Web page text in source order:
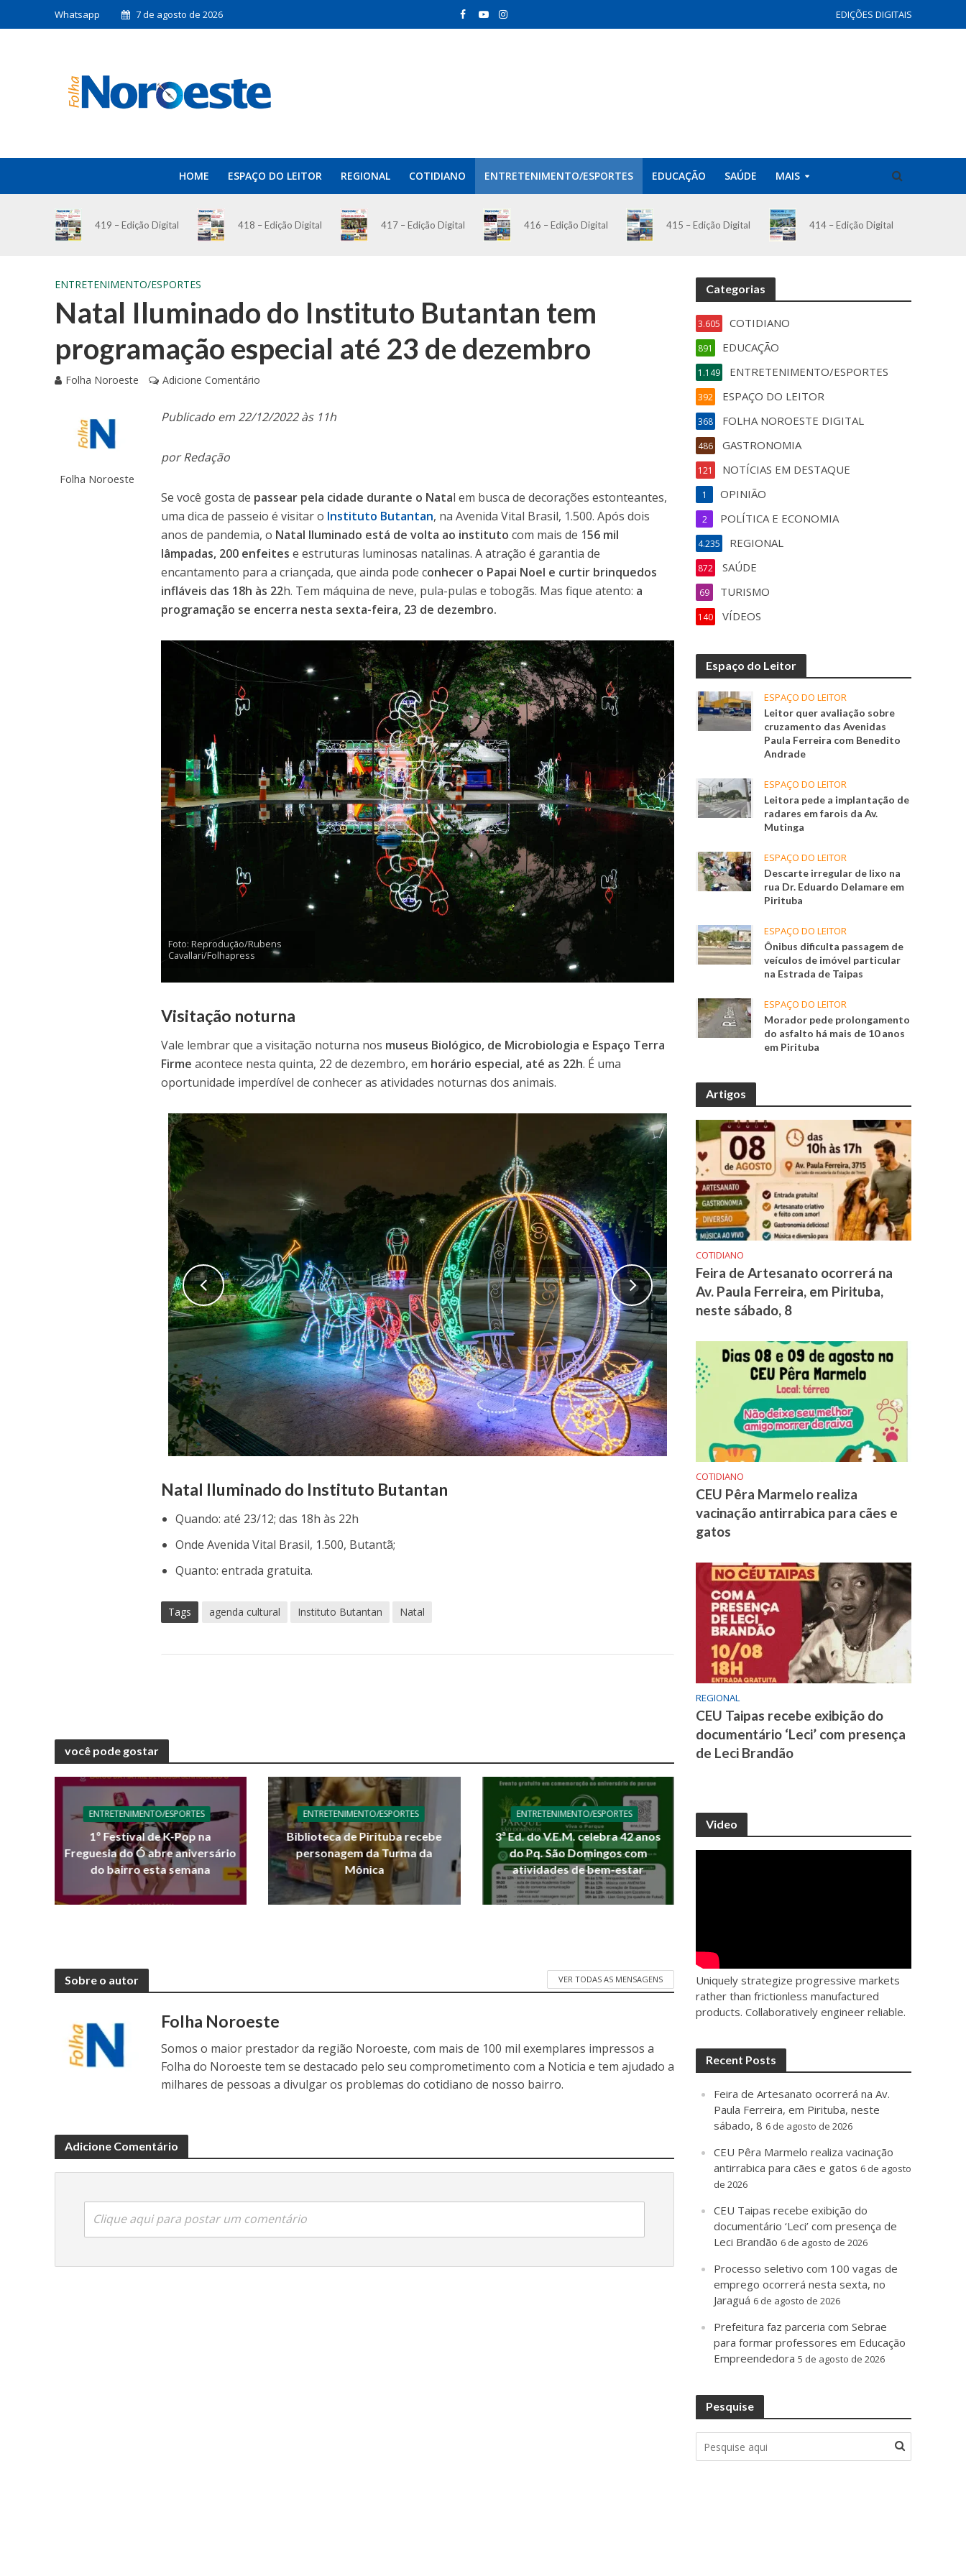
Whatsapp 7 de agosto de 2026 EDIÇÕES DIGITAIS
HOME ESPAÇO DO LEITOR REGIONAL COTIDIANO ENTRETENIMENTO/ESPORTES EDUCAÇÃO SAÚDE MAIS
419 – Edição Digital 418 – Edição Digital 417 – Edição Digital 416 – Edição Digital 415 – Edição Digital 414 – Edição Digital
ENTRETENIMENTO/ESPORTES
Natal Iluminado do Instituto Butantan tem
programação especial até 23 de dezembro
Folha Noroeste Adicione Comentário
Folha Noroeste
Publicado em 22/12/2022 às 11h
por Redação
Se você gosta de passear pela cidade durante o Natal em busca de decorações estonteantes,
uma dica de passeio é visitar o Instituto Butantan, na Avenida Vital Brasil, 1.500. Após dois
anos de pandemia, o Natal Iluminado está de volta ao instituto com mais de 156 mil
lâmpadas, 200 enfeites e estruturas luminosas natalinas. A atração é garantia de
encantamento para a criançada, que ainda pode conhecer o Papai Noel e curtir brinquedos
infláveis das 18h às 22h. Tem máquina de neve, pula-pulas e tobogãs. Mas fique atento: a
programação se encerra nesta sexta-feira, 23 de dezembro.
Foto: Reprodução/Rubens
Cavallari/Folhapress
Visitação noturna
Vale lembrar que a visitação noturna nos museus Biológico, de Microbiologia e Espaço Terra
Firme acontece nesta quinta, 22 de dezembro, em horário especial, até as 22h. É uma
oportunidade imperdível de conhecer as atividades noturnas dos animais.
Natal Iluminado do Instituto Butantan
Quando: até 23/12; das 18h às 22h
Onde Avenida Vital Brasil, 1.500, Butantã;
Quanto: entrada gratuita.
Tags agenda cultural Instituto Butantan Natal
você pode gostar
ENTRETENIMENTO/ESPORTES
1º Festival de K-Pop na
Freguesia do Ó abre aniversário
do bairro esta semana
ENTRETENIMENTO/ESPORTES
Biblioteca de Pirituba recebe
personagem da Turma da
Mônica
ENTRETENIMENTO/ESPORTES
3ª Ed. do V.E.M. celebra 42 anos
do Pq. São Domingos com
atividades de bem-estar
Sobre o autor VER TODAS AS MENSAGENS
Folha Noroeste
Somos o maior prestador da região Noroeste, com mais de 100 mil exemplares impressos a
Folha do Noroeste tem se destacado pelo seu comprometimento com a Noticia e tem ajudado a
milhares de pessoas a divulgar os problemas do cotidiano de nosso bairro.
Adicione Comentário
Clique aqui para postar um comentário
Categorias
COTIDIANO
3.605
EDUCAÇÃO
891
ENTRETENIMENTO/ESPORTES
1.149
ESPAÇO DO LEITOR
392
FOLHA NOROESTE DIGITAL
368
GASTRONOMIA
486
NOTÍCIAS EM DESTAQUE
121
OPINIÃO
1
POLÍTICA E ECONOMIA
2
REGIONAL
4.235
SAÚDE
872
TURISMO
69
VÍDEOS
140
Espaço do Leitor
ESPAÇO DO LEITOR
Leitor quer avaliação sobre
cruzamento das Avenidas
Paula Ferreira com Benedito
Andrade
ESPAÇO DO LEITOR
Leitora pede a implantação de
radares em farois da Av.
Mutinga
ESPAÇO DO LEITOR
Descarte irregular de lixo na
rua Dr. Eduardo Delamare em
Pirituba
ESPAÇO DO LEITOR
Ônibus dificulta passagem de
veículos de imóvel particular
na Estrada de Taipas
ESPAÇO DO LEITOR
Morador pede prolongamento
do asfalto há mais de 10 anos
em Pirituba
Artigos
COTIDIANO
Feira de Artesanato ocorrerá na
Av. Paula Ferreira, em Pirituba,
neste sábado, 8
COTIDIANO
CEU Pêra Marmelo realiza
vacinação antirrabica para cães e
gatos
REGIONAL
CEU Taipas recebe exibição do
documentário ‘Leci’ com presença
de Leci Brandão
Video
Uniquely strategize progressive markets
rather than frictionless manufactured
products. Collaboratively engineer reliable.
Recent Posts
Feira de Artesanato ocorrerá na Av.
Paula Ferreira, em Pirituba, neste
sábado, 8 6 de agosto de 2026
CEU Pêra Marmelo realiza vacinação
antirrabica para cães e gatos 6 de agosto
de 2026
CEU Taipas recebe exibição do
documentário ‘Leci’ com presença de
Leci Brandão 6 de agosto de 2026
Processo seletivo com 100 vagas de
emprego ocorrerá nesta sexta, no
Jaraguá 6 de agosto de 2026
Prefeitura faz parceria com Sebrae
para formar professores em Educação
Empreendedora 5 de agosto de 2026
Pesquise